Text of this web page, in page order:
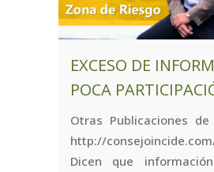
EXCESO DE
POCA
Otras Publicaciones
http://
Dicen que